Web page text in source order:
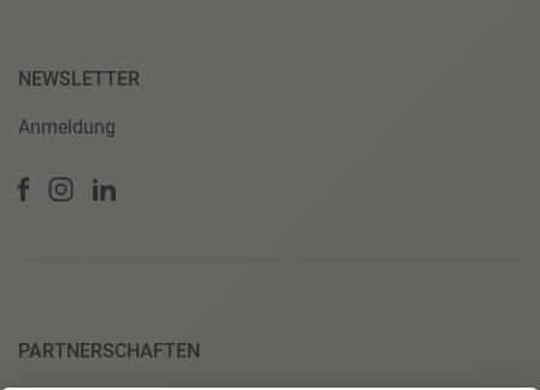
NEWSLETTER
Anmeldung
PARTNERSCHAFTEN